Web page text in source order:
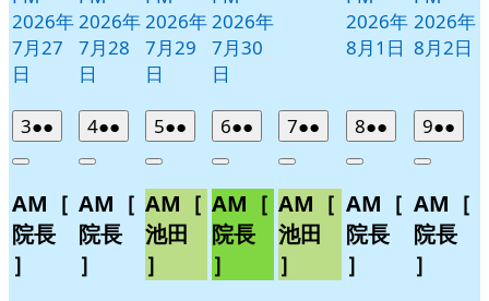
2026年
7月27
日
2026年
7月28
日
2026年
7月29
日
2026年
7月30
日
2026年
8月1日
2026年
8月2日
32026
年
月
3
日
●●
件
イ
ベ
Close
AM［
院長
］
42026
年
月
4
日
●●
件
イ
ベ
Close
AM［
院長
］
52026
年
月
5
日
●●
件
イ
ベ
ト)
Close
AM［
池田
］
62026
年
月
6
日
●●
件
イ
ベ
ト)
Close
AM［
院長
］
72026
年
月
7
日
●●
件
イ
ベ
ト)
Close
AM［
池田
］
82026
年
月
8
日
●●
件
イ
ベ
Close
AM［
院長
］
92026
年
月
9
日
●●
件
イ
ベ
Close
AM［
院長
］